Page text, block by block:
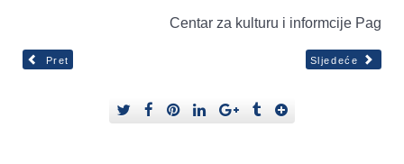
Centar za kulturu i informcije Pag
Pret Sljedeće